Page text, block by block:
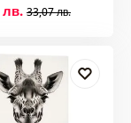
лв. 33,07 лв.